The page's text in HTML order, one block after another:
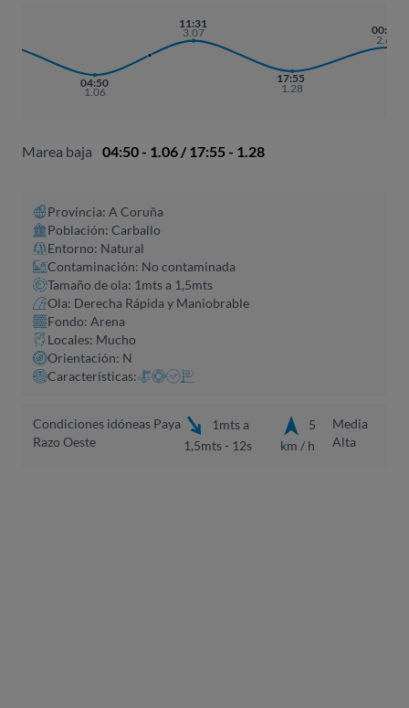
04:50
1.06
11:31
3.07
17:55
1.28
00:00
2.68
Marea baja 04:50 - 1.06 / 17:55 - 1.28
Provincia: A Coruña​
Población: Carballo
Entorno: Natural
Contaminación: No contaminada
Tamaño de ola: 1mts a 1,5mts
Ola: Derecha Rápida y Maniobrable
Fondo: Arena
Locales: Mucho
Orientación: N
Características:
Condiciones idóneas Paya
Razo Oeste
1mts a
1,5mts - 12s
5
km / h
Media
Alta